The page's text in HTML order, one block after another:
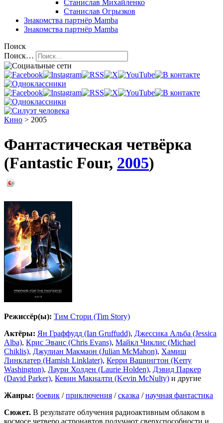
Станислав Михайленко
Станислав Огрызков
Знакомства партнёр Mamba
Знакомства партнёр Mamba
Поиск
Поиск…
Кино > 2005
Фантастическая четвёрка
(Fantastic Four, 2005)
Режиссёр(ы): Тим Стори (Tim Story)
Актёры: Ян Граффудд (Ian Gruffudd), Джессика Альба (Jessica
Alba), Крис Эванс (Chris Evans), Майкл Чиклис (Michael
Chiklis), Джулиан Макмаон (Julian McMahon), Хамиш
Линклатер (Hamish Linklater), Керри Вашингтон (Kerry
Washington), Лаури Холден (Laurie Holden), Дэвид Паркер
(David Parker), Кевин Макналти (Kevin McNulty) и другие
Жанры: боевик /приключения /сказка /научная фантастика
Сюжет. В результате облучения радиоактивным облаком в